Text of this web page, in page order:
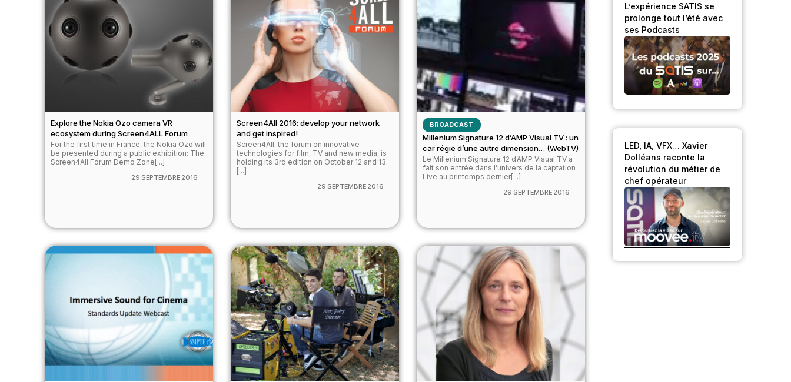
Explore the Nokia Ozo camera VR
ecosystem during Screen4ALL Forum
For the first time in France, the Nokia Ozo will
be presented during a public exhibition: The
Screen4All Forum Demo Zone[...]
29 SEPTEMBRE 2016
Screen4All 2016: develop your network
and get inspired!
Screen4All, the forum on innovative
technologies for film, TV and new media, is
holding its 3rd edition on October 12 and 13.
[...]
29 SEPTEMBRE 2016
BROADCAST
Millenium Signature 12 d’AMP Visual TV : un
car régie d’une autre dimension… (WebTV)
Le Millenium Signature 12 d’AMP Visual TV a
fait son entrée dans l’univers de la captation
Live au printemps dernier[...]
29 SEPTEMBRE 2016
L’expérience SATIS se
prolonge tout l’été avec
ses Podcasts
LED, IA, VFX… Xavier
Dolléans raconte la
révolution du métier de
chef opérateur